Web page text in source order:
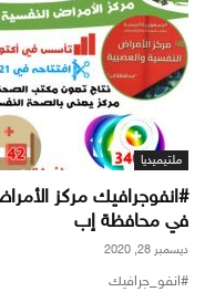
ملتيميديا
#انفوجرافيك مركز
في محافظة إب
ديسمبر 28, 2020
#انفو_جرافيك